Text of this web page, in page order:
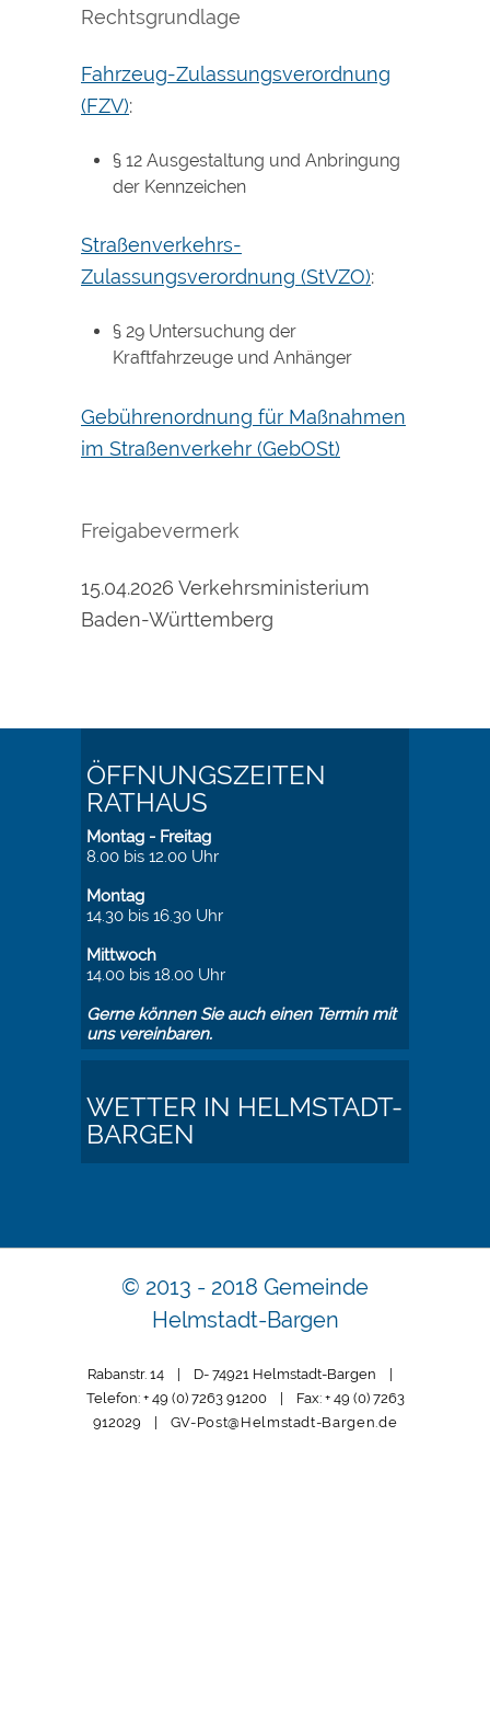
Rechtsgrundlage
Fahrzeug-Zulassungsverordnung
(FZV):
§ 12 Ausgestaltung und Anbringung
der Kennzeichen
Straßenverkehrs-
Zulassungsverordnung (StVZO):
§ 29 Untersuchung der
Kraftfahrzeuge und Anhänger
Gebührenordnung für Maßnahmen
im Straßenverkehr (GebOSt)
Freigabevermerk
15.04.2026 Verkehrsministerium
Baden-Württemberg
ÖFFNUNGSZEITEN
RATHAUS
Montag - Freitag
8.00 bis 12.00 Uhr
Montag
14.30 bis 16.30 Uhr
Mittwoch
14.00 bis 18.00 Uhr
Gerne können Sie auch einen Termin mit
uns vereinbaren.
WETTER IN HELMSTADT-
BARGEN
© 2013 - 2018 Gemeinde
Helmstadt-Bargen
Rabanstr. 14 | D- 74921 Helmstadt-Bargen |
Telefon: + 49 (0) 7263 91200 | Fax: + 49 (0) 7263
912029 | GV-Post@Helmstadt-Bargen.de